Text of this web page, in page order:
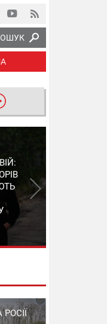
–